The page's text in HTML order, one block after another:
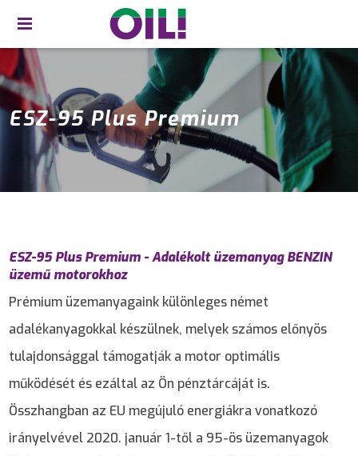
ESZ-95 Plus Premium
ESZ-95 Plus Premium - Adalékolt üzemanyag BENZIN
üzemű motorokhoz
Prémium üzemanyagaink különleges német
adalékanyagokkal készülnek, melyek számos előnyös
tulajdonsággal támogatják a motor optimális
működését és ezáltal az Ön pénztárcáját is.
Összhangban az EU megújuló energiákra vonatkozó
irányelvével 2020. január 1-től a 95-ös üzemanyagok